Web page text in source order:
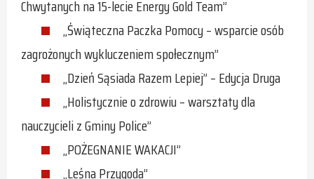
Chwytanych na 15-lecie Energy Gold Team”
„Świąteczna Paczka Pomocy – wsparcie osób
zagrożonych wykluczeniem społecznym”
„Dzień Sąsiada Razem Lepiej” – Edycja Druga
„Holistycznie o zdrowiu – warsztaty dla
nauczycieli z Gminy Police”
„POŻEGNANIE WAKACJI”
„Leśna Przygoda”